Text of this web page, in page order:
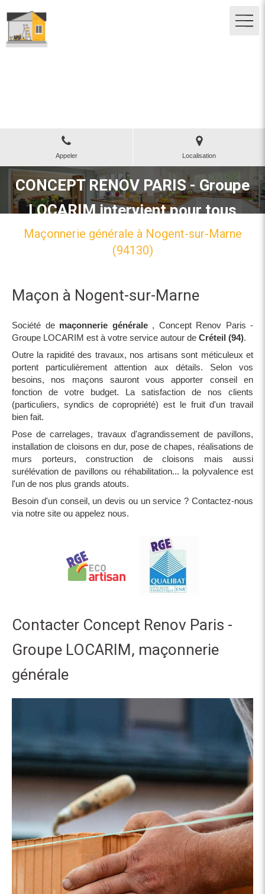
Appeler Localisation
CONCEPT RENOV PARIS - Groupe
LOCARIM intervient pour tous
travaux en Ile-de-France
Maçonnerie générale à Nogent-sur-Marne
(94130)
Maçon à Nogent-sur-Marne
Société de maçonnerie générale , Concept Renov Paris -
Groupe LOCARIM est à votre service autour de Créteil (94).
Outre la rapidité des travaux, nos artisans sont méticuleux et
portent particulièrement attention aux détails. Selon vos
besoins, nos maçons sauront vous apporter conseil en
fonction de votre budget. La satisfaction de nos clients
(particuliers, syndics de copropriété) est le fruit d'un travail
bien fait.
Pose de carrelages, travaux d'agrandissement de pavillons,
installation de cloisons en dur, pose de chapes, réalisations de
murs porteurs, construction de cloisons mais aussi
surélévation de pavillons ou réhabilitation... la polyvalence est
l'un de nos plus grands atouts.
Besoin d'un conseil, un devis ou un service ? Contactez-nous
via notre site ou appelez nous.
Contacter Concept Renov Paris -
Groupe LOCARIM, maçonnerie
générale